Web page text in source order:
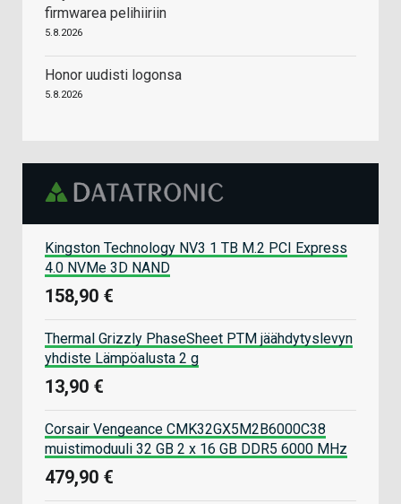
firmwarea pelihiiriin
5.8.2026
Honor uudisti logonsa
5.8.2026
Kingston Technology NV3 1 TB M.2 PCI Express
4.0 NVMe 3D NAND
158,90 €
Thermal Grizzly PhaseSheet PTM jäähdytyslevyn
yhdiste Lämpöalusta 2 g
13,90 €
Corsair Vengeance CMK32GX5M2B6000C38
muistimoduuli 32 GB 2 x 16 GB DDR5 6000 MHz
479,90 €